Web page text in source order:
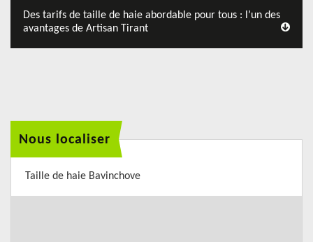
Des tarifs de taille de haie abordable pour tous : l’un des
avantages de Artisan Tirant
Nous localiser
Taille de haie Bavinchove